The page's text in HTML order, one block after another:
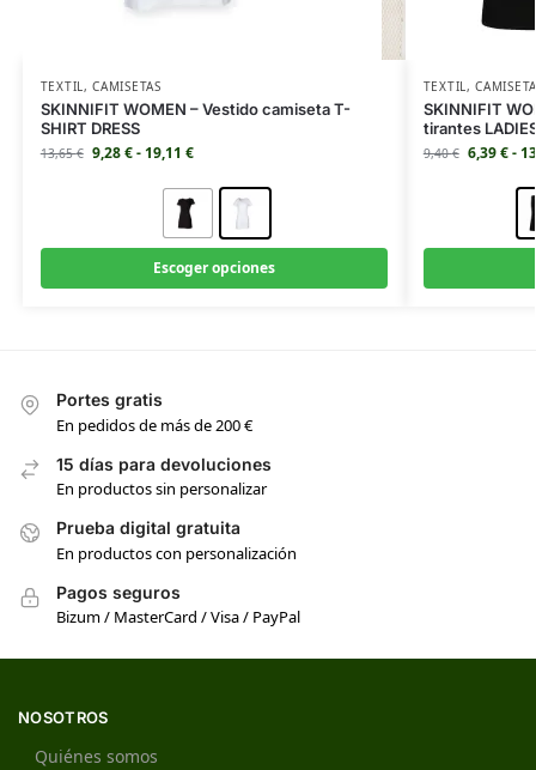
TEXTIL,CAMISETAS
SKINNIFIT WOMEN – Vestido camiseta T-
SHIRT DRESS
13,65€ 9,28€- 19,11 €
Escoger opciones
TEXTIL,
SKINNIFIT
tirantes
9,40€ 6,39€-
Portes gratis
En pedidos de más de 200 €
15 días para devoluciones
En productos sin personalizar
Prueba digital gratuita
En productos con personalización
Pagos seguros
Bizum / MasterCard / Visa / PayPal
NOSOTROS
Quiénes somos